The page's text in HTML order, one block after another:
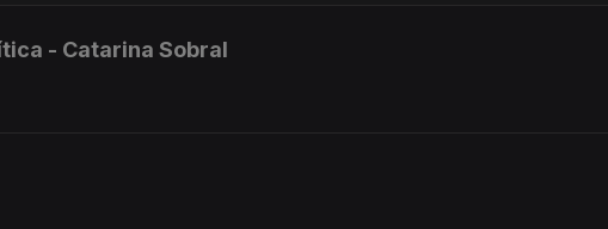
- Catarina Sobral